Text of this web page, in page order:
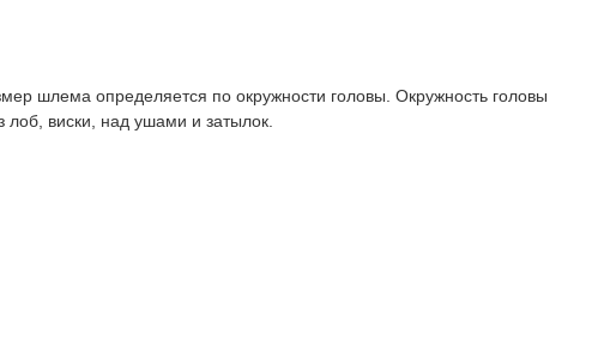
шлема определяется по окружности головы. Окружность головы
виски, над ушами и затылок.